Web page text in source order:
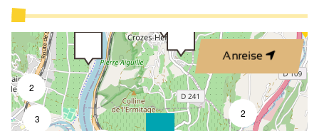
Anreise
2
2
3